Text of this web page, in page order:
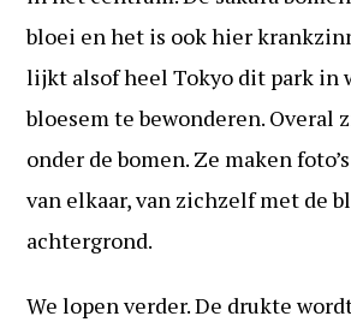
bloei en het is ook hier
lijkt alsof heel Tokyo dit park in
bloesem te bewonderen. Overal
onder de bomen. Ze maken
van elkaar, van zichzelf met de
achtergrond.
We lopen verder. De drukte